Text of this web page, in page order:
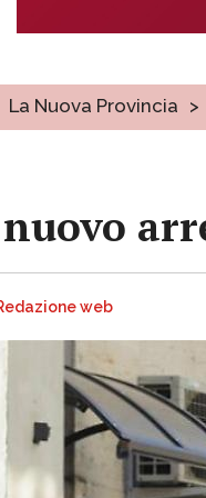
La Nuova Provincia >
web